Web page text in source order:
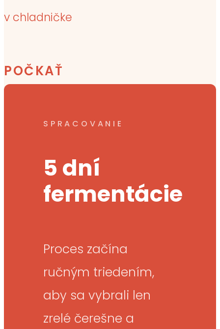
v chladničke
POČKAŤ
SPRACOVANIE
5 dní
fermentácie
Proces začína
ručným triedením,
aby sa vybrali len
zrelé čerešne a